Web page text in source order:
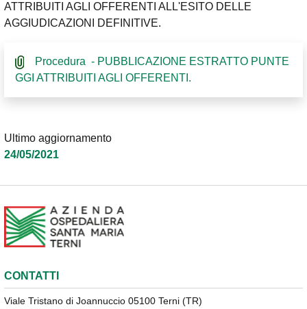
ATTRIBUITI AGLI OFFERENTI ALL'ESITO DELLE
AGGIUDICAZIONI DEFINITIVE.
Procedura - PUBBLICAZIONE ESTRATTO PUNTE
GGI ATTRIBUITI AGLI OFFERENTI.
Ultimo aggiornamento
24/05/2021
CONTATTI
Viale Tristano di Joannuccio 05100 Terni (TR)